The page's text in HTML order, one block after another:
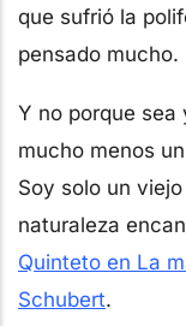
que sufrió la
pensado mucho.
Y no porque sea
mucho menos
Soy solo un
naturaleza
Quinteto en La
Schubert.